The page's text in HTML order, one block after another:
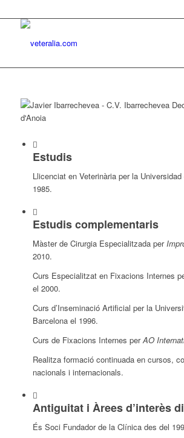
Estudis
Llicenciat en Veterinària per la
1985.
Estudis complementaris
Màster de Cirurgia Especialitzada per
2010.
Curs Especialitzat en Fixacions Internes
el 2000.
Curs d’Inseminació Artificial per la
Barcelona el 1996.
Curs de Fixacions Internes perAO
Realitza formació continuada en cursos,
nacionals i internacionals.
Antiguitat i Àrees d’interès
És Soci Fundador de la Clínica des del